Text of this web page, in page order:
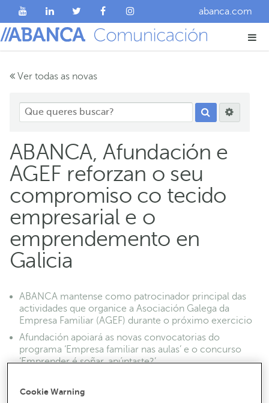
abanca.com
Ver todas as novas
ABANCA, Afundación e
AGEF reforzan o seu
compromiso co tecido
empresarial e o
emprendemento en
Galicia
ABANCA mantense como patrocinador principal das
actividades que organice a Asociación Galega da
Empresa Familiar (AGEF) durante o próximo exercicio
Afundación apoiará as novas convocatorias do
programa ‘Empresa familiar nas aulas’ e o concurso
‘Emprender é soñar, apúntaste?’
Cookie Warning